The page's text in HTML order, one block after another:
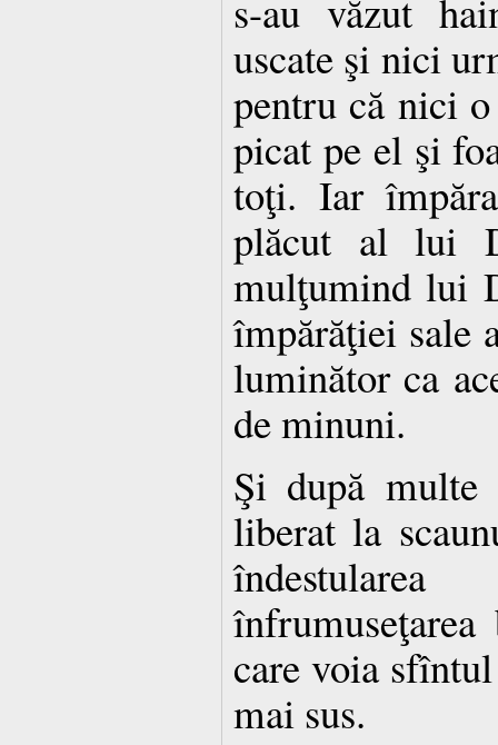
s-au văzut
uscate şi nici
pentru că nici
picat pe el şi
toţi. Iar
plăcut al lui
mulţumind lui
împărăţiei sale
luminător ca
de minuni.
Şi după
liberat la
care voia
mai sus.